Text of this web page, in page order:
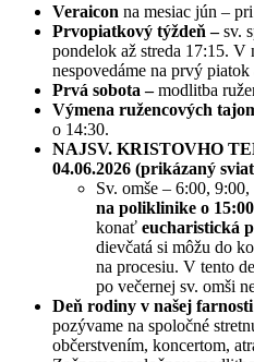
Veraicon na mesiac jún –
Prvopiatkový týždeň –sv.
pondelok až streda 17:15. V
nespovedáme na prvý
Prvá sobota –modlitba
Výmena ružencových
o 14:30.
NAJSV. KRISTOVHO
04.06.2026 (prikázaný
Sv. omše – 6:00,
na poliklinike o
konať eucharistická
dievčatá si môžu do
na procesiu. V tento
po večernej sv. omši
Deň rodiny v našej
pozývame na spoločné
občerstvením, koncertom,